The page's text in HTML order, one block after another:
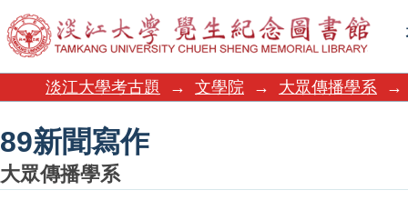
89新聞寫作
淡江大學考古題 → 文學院 → 大眾傳播學系 →
89新聞寫作
大眾傳播學系